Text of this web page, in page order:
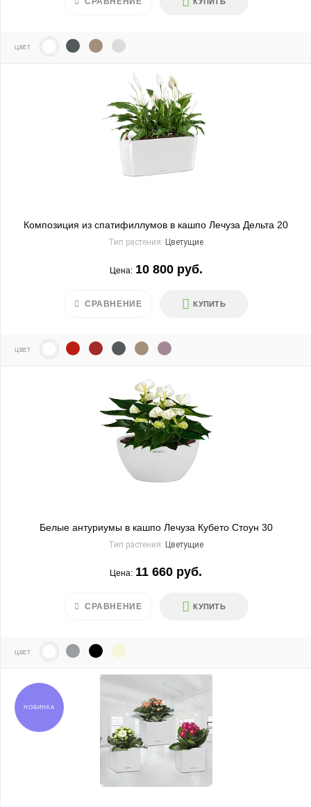
ЦВЕТ
Композиция из спатифиллумов в кашпо Лечуза Дельта 20
Тип растения: Цветущие
Цена: 10 800 руб.
КУПИТЬ
СРАВНЕНИЕ
ЦВЕТ
Белые антуриумы в кашпо Лечуза Кубето Стоун 30
Тип растения: Цветущие
Цена: 11 660 руб.
КУПИТЬ
СРАВНЕНИЕ
ЦВЕТ
НОВИНКА